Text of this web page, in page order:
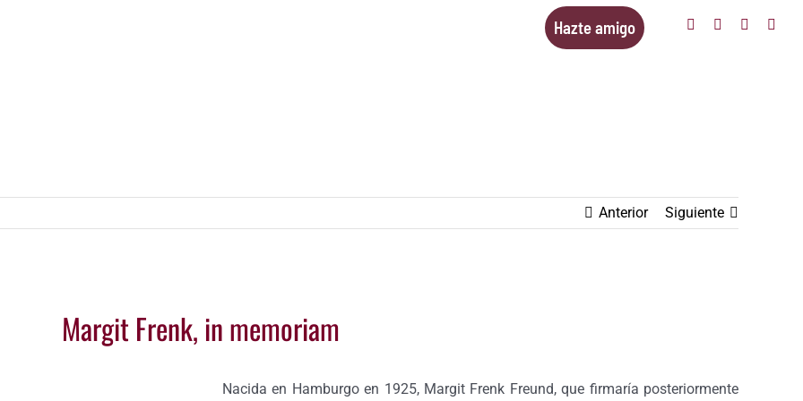
Hazte amigo Facebook
TwitterInstagram
Anterior Siguiente
Margit Frenk, in memoriam
Nacida en Hamburgo en 1925, Margit Frenk Freund, que firmaría posteriormente